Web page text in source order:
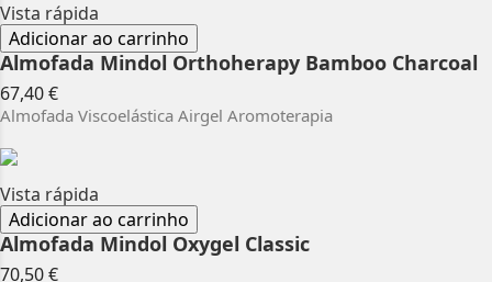
Vista rápida
Adicionar ao carrinho
Almofada Mindol Orthoherapy Bamboo Charcoal
67,40 €Preço
Almofada Viscoelástica Airgel Aromoterapia
Vista rápida
Adicionar ao carrinho
Almofada Mindol Oxygel Classic
70,50 €Preço